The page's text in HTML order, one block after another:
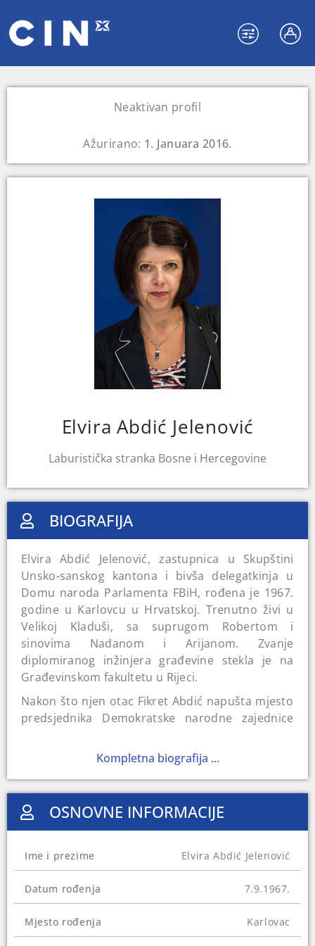
Neaktivan profil
Ažurirano: 1. Januara 2016.
Elvira Abdić Jelenović
Laburistička stranka Bosne i Hercegovine
BIOGRAFIJA
Elvira Abdić Jelenović, zastupnica u Skupštini
Unsko-sanskog kantona i bivša delegatkinja u
Domu naroda Parlamenta FBiH, rođena je 1967.
godine u Karlovcu u Hrvatskoj. Trenutno živi u
Velikoj Kladuši, sa suprugom Robertom i
sinovima Nadanom i Arijanom. Zvanje
diplomiranog inžinjera građevine stekla je na
Građevinskom fakultetu u Rijeci.
Nakon što njen otac Fikret Abdić napušta mjesto
predsjednika Demokratske narodne zajednice
Predsjedništva ove stranke. Na ovoj funkciji
ostaje sve do početka 2013. godine, kada je
isključena iz stranke. Krajem 2013. osniva
Laburističku stranku BiH i postaje njena
predsjednica.
njen otac, od 2004. do 2011.
U Skupštinu Unsko-sanskog kantona je izabrana
2006, kada je delegirana i u Dom naroda
Parlamenta Federacije BiH kao predstavnica
Hrvata. Na izborima 2010. godine ponovo dobija
Kompletna biografija ...
OSNOVNE INFORMACIJE
Ime i prezime Elvira Abdić Jelenović
Datum rođenja 7.9.1967.
Mjesto rođenja Karlovac